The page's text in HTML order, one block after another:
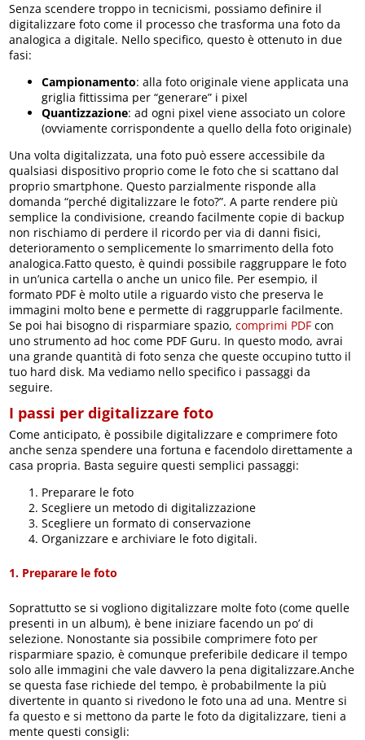
Senza scendere troppo in tecnicismi, possiamo definire il
digitalizzare foto come il processo che trasforma una foto da
analogica a digitale. Nello specifico, questo è ottenuto in due
fasi:
Campionamento: alla foto originale viene applicata una
griglia fittissima per “generare” i pixel
Quantizzazione: ad ogni pixel viene associato un colore
(ovviamente corrispondente a quello della foto originale)
Una volta digitalizzata, una foto può essere accessibile da
qualsiasi dispositivo proprio come le foto che si scattano dal
proprio smartphone. Questo parzialmente risponde alla
domanda “perché digitalizzare le foto?”. A parte rendere più
semplice la condivisione, creando facilmente copie di backup
non rischiamo di perdere il ricordo per via di danni fisici,
deterioramento o semplicemente lo smarrimento della foto
analogica.Fatto questo, è quindi possibile raggruppare le foto
in un’unica cartella o anche un unico file. Per esempio, il
formato PDF è molto utile a riguardo visto che preserva le
immagini molto bene e permette di raggrupparle facilmente.
Se poi hai bisogno di risparmiare spazio,comprimi PDF con
uno strumento ad hoc come PDF Guru. In questo modo, avrai
una grande quantità di foto senza che queste occupino tutto il
tuo hard disk. Ma vediamo nello specifico i passaggi da
seguire.
I passi per digitalizzare foto
Come anticipato, è possibile digitalizzare e comprimere foto
anche senza spendere una fortuna e facendolo direttamente a
casa propria. Basta seguire questi semplici passaggi:
Preparare le foto
Scegliere un metodo di digitalizzazione
Scegliere un formato di conservazione
Organizzare e archiviare le foto digitali.
1. Preparare le foto
Soprattutto se si vogliono digitalizzare molte foto (come quelle
presenti in un album), è bene iniziare facendo un po’ di
selezione. Nonostante sia possibile comprimere foto per
risparmiare spazio, è comunque preferibile dedicare il tempo
solo alle immagini che vale davvero la pena digitalizzare.Anche
se questa fase richiede del tempo, è probabilmente la più
divertente in quanto si rivedono le foto una ad una. Mentre si
fa questo e si mettono da parte le foto da digitalizzare, tieni a
mente questi consigli: